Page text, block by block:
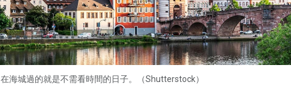
在海城過的就是不需看時間的日子。（Shutterstock）